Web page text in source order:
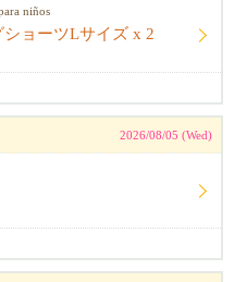
niños
ショーツLサイズ x 2
2026/08/05 (Wed)